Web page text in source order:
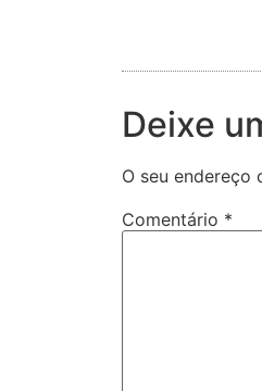
Deixe
O seu endereço
Comentário *